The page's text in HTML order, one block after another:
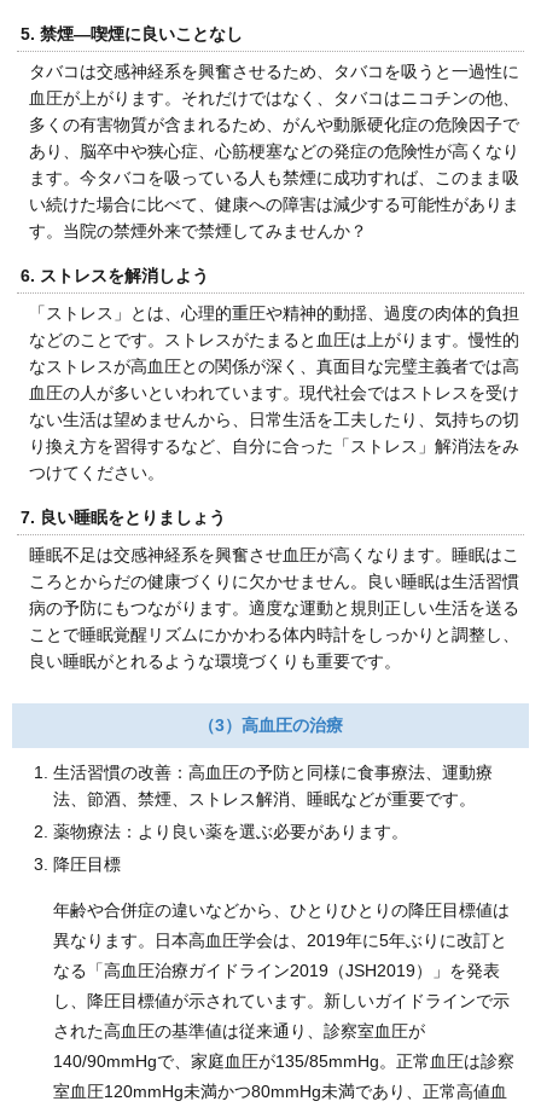
5. 禁煙―喫煙に良いことなし
タバコは交感神経系を興奮させるため、タバコを吸うと一過性に
血圧が上がります。それだけではなく、タバコはニコチンの他、
多くの有害物質が含まれるため、がんや動脈硬化症の危険因子で
あり、脳卒中や狭心症、心筋梗塞などの発症の危険性が高くなり
ます。今タバコを吸っている人も禁煙に成功すれば、このまま吸
い続けた場合に比べて、健康への障害は減少する可能性がありま
す。当院の禁煙外来で禁煙してみませんか？
6. ストレスを解消しよう
「ストレス」とは、心理的重圧や精神的動揺、過度の肉体的負担
などのことです。ストレスがたまると血圧は上がります。慢性的
なストレスが高血圧との関係が深く、真面目な完璧主義者では高
血圧の人が多いといわれています。現代社会ではストレスを受け
ない生活は望めませんから、日常生活を工夫したり、気持ちの切
り換え方を習得するなど、自分に合った「ストレス」解消法をみ
つけてください。
7. 良い睡眠をとりましょう
睡眠不足は交感神経系を興奮させ血圧が高くなります。睡眠はこ
ころとからだの健康づくりに欠かせません。良い睡眠は生活習慣
病の予防にもつながります。適度な運動と規則正しい生活を送る
ことで睡眠覚醒リズムにかかわる体内時計をしっかりと調整し、
良い睡眠がとれるような環境づくりも重要です。
（3）高血圧の治療
生活習慣の改善：高血圧の予防と同様に食事療法、運動療
法、節酒、禁煙、ストレス解消、睡眠などが重要です。
薬物療法：より良い薬を選ぶ必要があります。
降圧目標
年齢や合併症の違いなどから、ひとりひとりの降圧目標値は
異なります。日本高血圧学会は、2019年に5年ぶりに改訂と
なる「高血圧治療ガイドライン2019（JSH2019）」を発表
し、降圧目標値が示されています。新しいガイドラインで示
された高血圧の基準値は従来通り、診察室血圧が
140/90mmHgで、家庭血圧が135/85mmHg。正常血圧は診察
室血圧120mmHg未満かつ80mmHg未満であり、正常高値血